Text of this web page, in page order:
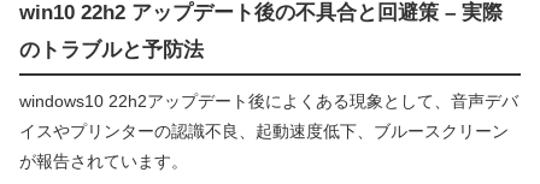
win10 22h2 アップデート後の不具合と回避策 – 実際
のトラブルと予防法
windows10 22h2アップデート後によくある現象として、音声デバ
イスやプリンターの認識不良、起動速度低下、ブルースクリーン
が報告されています。